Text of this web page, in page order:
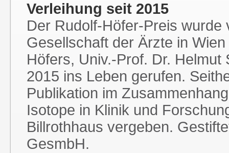
Verleihung seit 2015
Der Rudolf-Höfer-Preis
Gesellschaft der Ärzte in
Höfers, Univ.-Prof. Dr.
2015 ins Leben gerufen.
Publikation im
Isotope in Klinik und
Billrothhaus vergeben.
GesmbH.